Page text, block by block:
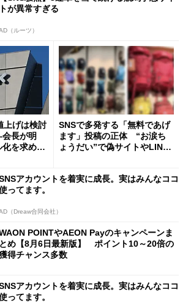
トが異常すぎる
（ルーツ）
上げは検討
長が明
を求める
SNSで多発する「無料であげ
ます」投稿の正体 “お涙ち
ょうだい”で偽サイトやLINE
アカウントを着実に成長。実はみんなココ
ってます。
（Dreaw合同会社）
POINTやAEON Payのキャンペーンま
とめ【8月6日最新版】 ポイント10～20倍の
得チャンス多数
アカウントを着実に成長。実はみんなココ
ってます。